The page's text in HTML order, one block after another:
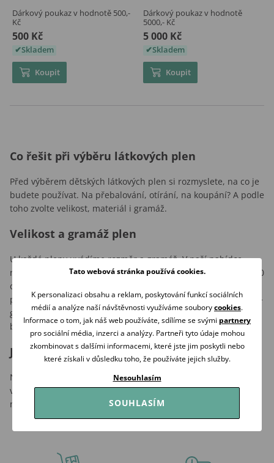
Dárkový poukaz v hodnotě 500,-
Kč
500 Kč
Skladem
Koupit
Dárkový poukaz v hodnotě
5000,- Kč
5 000 Kč
Skladem
Koupit
Co řešit při výběru látkových plen
Před výběrem dětských látkových plen si rozmyslete, na co je
budete používat. Na přebalování, otírání, na koupání? A podle
toho zvolte velikost, materiál i gramáž.
Velikost a gramáž plen
U každé pleny uvádíme rozměr a gramáž. V naší nabídce
najdete jak klasické čtvercovky o rozměru 70 × 70 cm a 80 × 80
cm, tak i velké
plenu jako absorpční materiál, sáhněte po vyšší gramáži 173+
gr./m2. Naopak na otírání, sušení či koupání miminka vám
bude stačit gramáž nižší.
Jaké pleny na přebalování
Na přebalování zvolte bavlněnénebo
vysokou absorpční schopnost, jsou měkké a jemné. Bambus
má navíc antibakteriální i antialergické účinky.
Tato webová stránka používá cookies.
K personalizaci obsahu a reklam, poskytování funkcí sociálních
médií a analýze naší návštěvnosti využíváme souborycookies.
Informace o tom, jak náš web používáte, sdílíme se svými partnery
pro sociální média, inzerci a analýzy. Partneři tyto údaje mohou
zkombinovat s dalšími informacemi, které jste jim poskytli nebo
které získali v důsledku toho, že používáte jejich služby.
Nesouhlasím
SOUHLASÍM